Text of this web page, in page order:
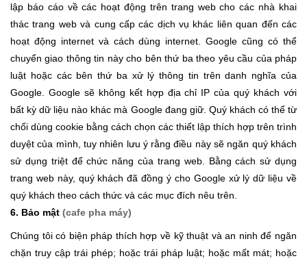
lập báo cáo về các hoạt động trên trang web cho các nhà khai
thác trang web và cung cấp các dịch vụ khác liên quan đến các
hoạt động internet và cách dùng internet. Google cũng có thể
chuyển giao thông tin này cho bên thứ ba theo yêu cầu của pháp
luật hoặc các bên thứ ba xử lý thông tin trên danh nghĩa của
Google. Google sẽ không kết hợp địa chỉ IP của quý khách với
bất kỳ dữ liệu nào khác mà Google đang giữ. Quý khách có thể từ
chối dùng cookie bằng cách chọn các thiết lập thích hợp trên trình
duyệt của mình, tuy nhiên lưu ý rằng điều này sẽ ngăn quý khách
sử dụng triệt để chức năng của trang web. Bằng cách sử dụng
trang web này, quý khách đã đồng ý cho Google xử lý dữ liệu về
quý khách theo cách thức và các mục đích nêu trên.
6. Bảo mật (cafe pha máy)
Chúng tôi có biện pháp thích hợp về kỹ thuật và an ninh để ngăn
chặn truy cập trái phép; hoặc trái pháp luật; hoặc mất mát; hoặc